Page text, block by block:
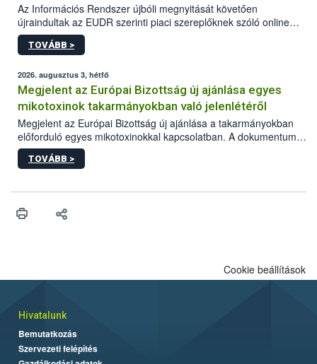
Az Információs Rendszer újbóli megnyitását követően
újraindultak az EUDR szerinti piaci szereplőknek szóló online
képzések.
TOVÁBB >
2026. augusztus 3, hétfő
Megjelent az Európai Bizottság új ajánlása egyes
mikotoxinok takarmányokban való jelenlétéről
Megjelent az Európai Bizottság új ajánlása a takarmányokban
előforduló egyes mikotoxinokkal kapcsolatban. A dokumentum
2027-től új irányértékek alkalmazását írja elő, és a jelenleg
hatályos uniós ajánlások helyébe lép.
TOVÁBB >
Cookie beállítások
Hivatalunk
Bemutatkozás
Szervezeti felépítés